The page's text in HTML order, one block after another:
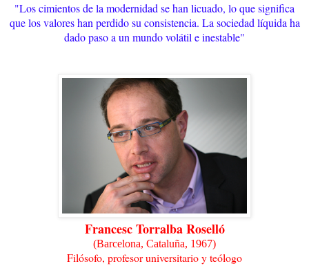
"Los cimientos de la modernidad se han licuado, lo que significa
que los valores han perdido su consistencia. La sociedad líquida ha
dado paso a un mundo volátil e inestable"
Francesc Torralba Roselló
(Barcelona, Cataluña, 1967)
Filósofo, profesor universitario y teólogo